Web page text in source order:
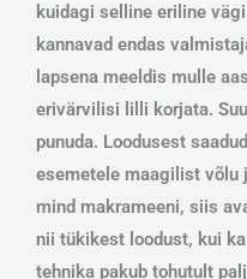
kuidagi selline eriline
kannavad endas
lapsena meeldis mulle
erivärvilisi lilli korjata.
punuda. Loodusest
esemetele maagilist võlu
mind makrameeni, siis
nii tükikest loodust, kui
tehnika pakub tohutult